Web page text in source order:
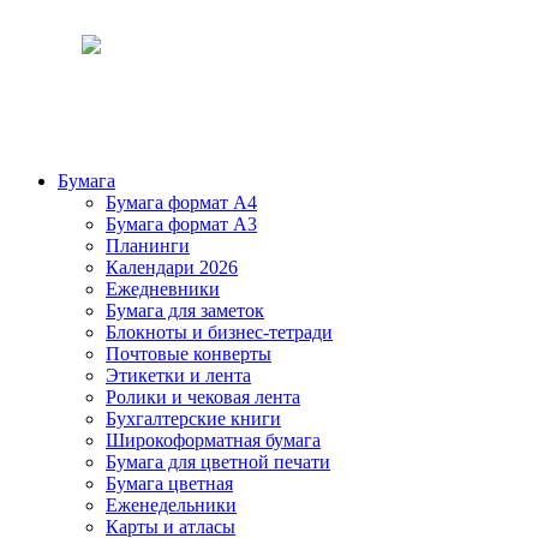
Бумага
Бумага формат А4
Бумага формат А3
Планинги
Календари 2026
Ежедневники
Бумага для заметок
Блокноты и бизнес-тетради
Почтовые конверты
Этикетки и лента
Ролики и чековая лента
Бухгалтерские книги
Широкоформатная бумага
Бумага для цветной печати
Бумага цветная
Еженедельники
Карты и атласы